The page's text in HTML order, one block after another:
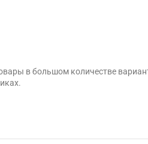
в большом количестве